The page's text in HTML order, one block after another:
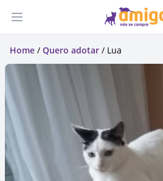
Abrir menu
Home / Quero adotar / Lua